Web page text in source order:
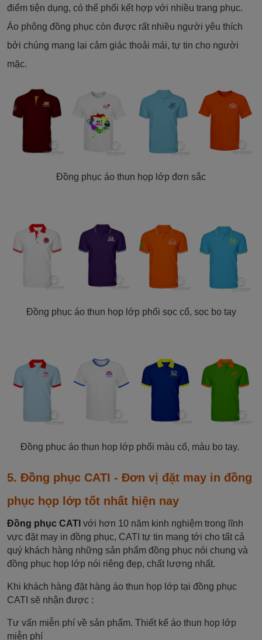
điểm tiện dụng, có thể phối kết hợp với nhiều trang phục.
Áo phông đồng phục còn được rất nhiều người yêu thích
bởi chúng mang lại cảm giác thoải mái, tự tin cho người
mặc.
Đồng phục áo thun họp lớp đơn sắc
Đồng phục áo thun họp lớp phối sọc cổ, sọc bo tay
Đồng phục áo thun hop lớp phối màu cổ, màu bo tay.
5. Đồng phục CATI - Đơn vị đặt may in đồng
phục họp lớp tốt nhất hiện nay
Đồng phục CATI với hơn 10 năm kinh nghiệm trong lĩnh
vực đặt may in đồng phục, CATI tự tin mang tới cho tất cả
quý khách hàng những sản phẩm đồng phục nói chung và
đồng phục họp lớp nói riêng đẹp, chất lượng nhất.
Khi khách hàng đặt hàng áo thun họp lớp tại đồng phục
CATI sẽ nhận được :
Tư vấn miễn phí về sản phẩm. Thiết kế áo thun họp lớp
miễn phí